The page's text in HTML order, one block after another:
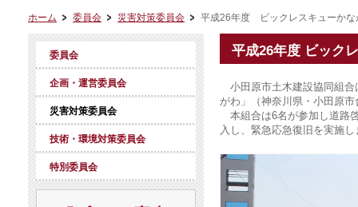
ホーム 委員会 災害対策委員会 平成26年度 ビックレスキューかな
平成26年度 ビック
小田原市土木建設協同組合
がわ」（神奈川県・小田原
本組合は6名が参加し道路
入し、緊急応急復旧を実施し
委員会
企画・運営委員会
災害対策委員会
技術・環境対策委員会
特別委員会